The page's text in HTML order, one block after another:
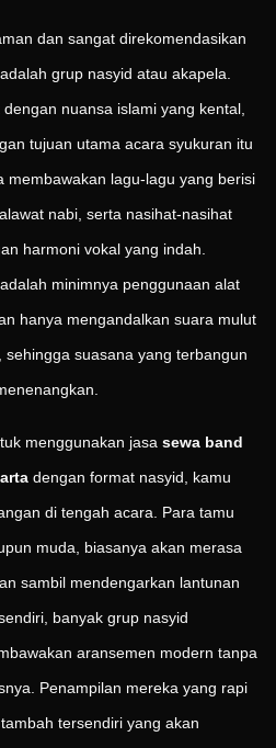
dan sangat direkomendasikan
grup nasyid atau akapela.
nuansa islami yang kental,
tujuan utama acara syukuran itu
membawakan lagu-lagu yang berisi
nabi, serta nasihat-nasihat
harmoni vokal yang indah.
minimnya penggunaan alat
hanya mengandalkan suara mulut
suasana yang terbangun
menggunakan jasa sewa band
dengan format nasyid, kamu
di tengah acara. Para tamu
muda, biasanya akan merasa
sambil mendengarkan lantunan
banyak grup nasyid
aransemen modern tanpa
Penampilan mereka yang rapi
tersendiri yang akan